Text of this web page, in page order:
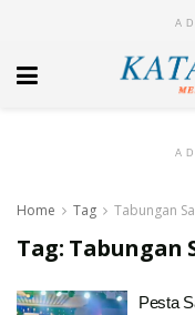
Home Tag Tabungan
Tag: Tabungan
Pesta